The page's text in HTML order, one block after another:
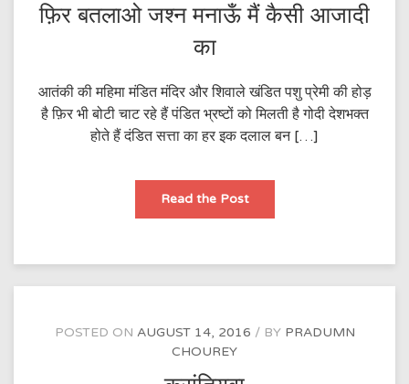
फ़िर बतलाओ जश्न मनाऊँ मैं कैसी आजादी
का
आतंकी की महिमा मंडित मंदिर और शिवाले खंडित पशु प्रेमी की होड़
है फ़िर भी बोटी चाट रहे हैं पंडित भ्रष्टों को मिलती है गोदी देशभक्त
होते हैं दंडित सत्ता का हर इक दलाल बन […]
Read the Postफ़िर
जश्न
कैसी
का
POSTED ON AUGUST 14, 2016 BY PRADUMN
CHOUREY